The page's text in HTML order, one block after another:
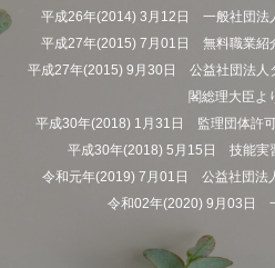
平成26年(2014) 3月12日 一般社団法
平成27年(2015) 7月01日 無料職業紹
平成27年(2015) 9月30日 公益社団法人
閣総理大臣よ
平成30年(2018) 1月31日 監理団体
平成30年(2018) 5月15日 技能実
令和元年(2019) 7月01日 公益社団法
令和02年(2020) 9月03日